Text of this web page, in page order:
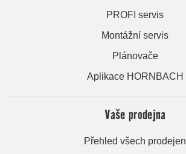
PROFI servis
Montážní servis
Plánovače
Aplikace HORNBACH
Vaše prodejna
Přehled všech prodejen